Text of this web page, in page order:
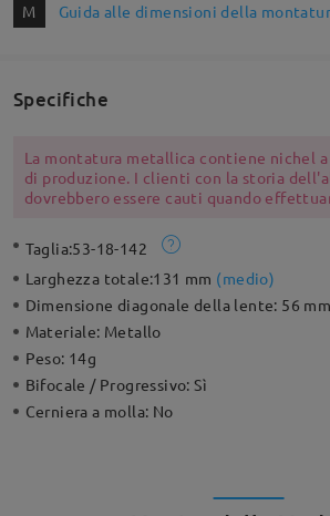
M Guida alle dimensioni della
Specifiche
La montatura metallica contiene nichel a
di produzione. I clienti con la storia
dovrebbero essere cauti quando
Taglia:53-18-142
Larghezza totale:131 mm (medio)
Dimensione diagonale della lente: 56 mm
Materiale: Metallo
Peso: 14g
Bifocale / Progressivo:Sì
Cerniera a molla: No